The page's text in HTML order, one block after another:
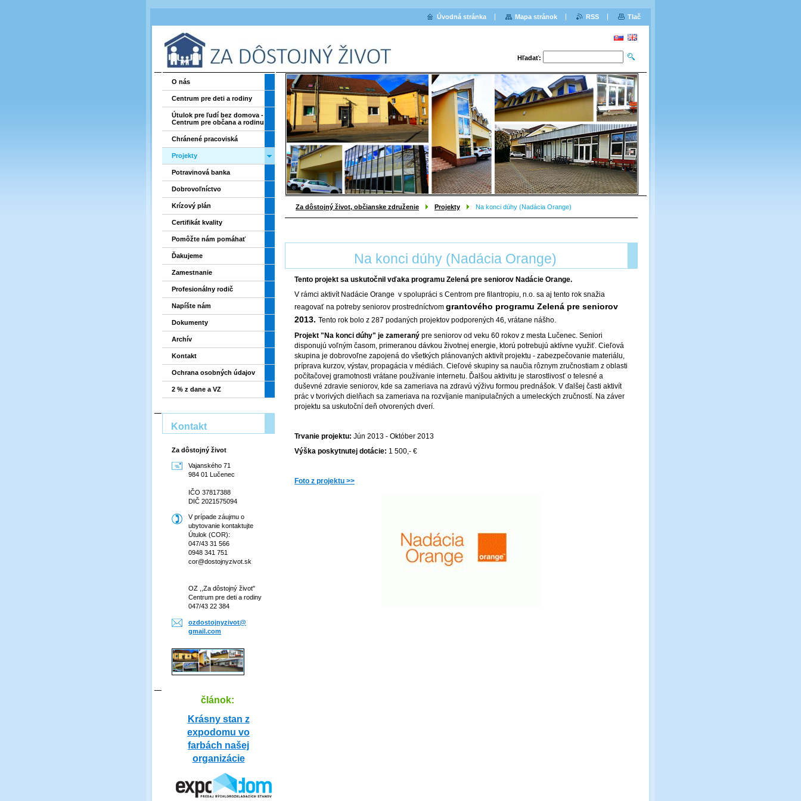
Hľadať:
Za dôstojný život, občianske združenie Projekty Na konci dúhy (Nadácia Orange)
Na konci dúhy (Nadácia Orange)
Tento projekt sa uskutočnil vďaka programu Zelená pre seniorov Nadácie Orange.
V rámci aktivít Nadácie Orange v spolupráci s Centrom pre filantropiu, n.o. sa aj tento rok snažia
reagovať na potreby seniorov prostredníctvom grantového programu Zelená pre seniorov
2013. Tento rok bolo z 287 podaných projektov podporených 46, vrátane nášho.
Projekt "Na konci dúhy" je zameraný pre seniorov od veku 60 rokov z mesta Lučenec. Seniori
disponujú voľným časom, primeranou dávkou životnej energie, ktorú potrebujú aktívne využiť. Cieľová
skupina je dobrovoľne zapojená do všetkých plánovaných aktivít projektu - zabezpečovanie materiálu,
príprava kurzov, výstav, propagácia v médiách. Cieľové skupiny sa naučia rôznym zručnostiam z oblasti
počítačovej gramotnosti vrátane používanie internetu. Ďalšou aktivitu je starostlivosť o telesné a
duševné zdravie seniorov, kde sa zameriava na zdravú výživu formou prednášok. V ďalšej časti aktivít
prác v tvorivých dielňach sa zameriava na rozvíjanie manipulačných a umeleckých zručností. Na záver
projektu sa uskutoční deň otvorených dverí.
Trvanie projektu: Jún 2013 - Október 2013
Výška poskytnutej dotácie: 1 500,- €
Foto z projektu >>
O nás
Centrum pre deti a rodiny
Útulok pre ľudí bez domova -
Centrum pre občana a rodinu
Chránené pracoviská
Projekty
Potravinová banka
Dobrovoľníctvo
Krízový plán
Certifikát kvality
Pomôžte nám pomáhať
Ďakujeme
Zamestnanie
Profesionálny rodič
Napíšte nám
Dokumenty
Archív
Kontakt
Ochrana osobných údajov
2 % z dane a VZ
Kontakt
Za dôstojný život
Vajanského 71
984 01 Lučenec
IČO 37817388
DIČ 2021575094
V prípade záujmu o
ubytovanie kontaktujte
Útulok (COR):
047/43 31 566
0948 341 751
cor@dostojnyzivot.sk
OZ ,,Za dôstojný život"
Centrum pre deti a rodiny
047/43 22 384
ozdostojnyzivot@
gmail.com
článok:
Krásny stan z
expodomu vo
farbách našej
organizácie
Úvodná stránka Mapa stránok RSS Tlač